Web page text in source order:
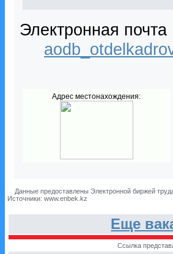
Электронная почта
Адрес местонахождения:
Данные предоставлены Электронной биржей
Источники: www.enbek.kz
Еще
Ссылка